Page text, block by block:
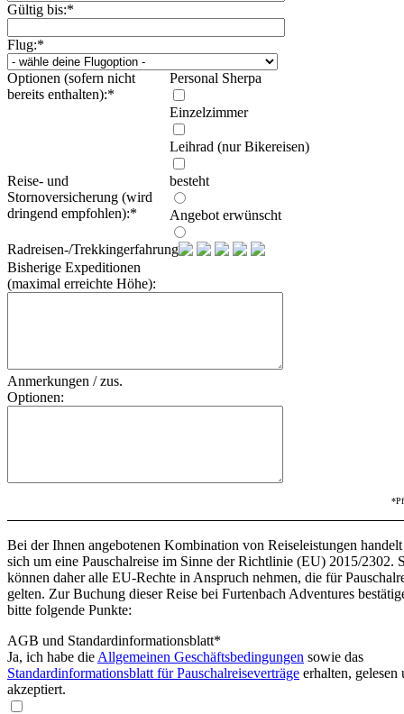
Gültig bis:*
Flug:*
Optionen (sofern nicht
bereits enthalten):*
Personal Sherpa
Einzelzimmer
Leihrad (nur Bikereisen)
Reise- und
Stornoversicherung (wird
dringend empfohlen):*
besteht
Angebot erwünscht
Radreisen-/Trekkingerfahrung:
Bisherige Expeditionen
(maximal erreichte Höhe):
Anmerkungen / zus.
Optionen:
Bei der Ihnen angebotenen Kombination von Reiseleistungen handelt
sich um eine Pauschalreise im Sinne der Richtlinie (EU) 2015/2302.
können daher alle EU-Rechte in Anspruch nehmen, die für
gelten. Zur Buchung dieser Reise bei Furtenbach Adventures
bitte folgende Punkte:
AGB und Standardinformationsblatt*
Ja, ich habe die Allgemeinen Geschäftsbedingungen sowie das
Standardinformationsblatt für Pauschalreiseverträge erhalten, gelesen
akzeptiert.